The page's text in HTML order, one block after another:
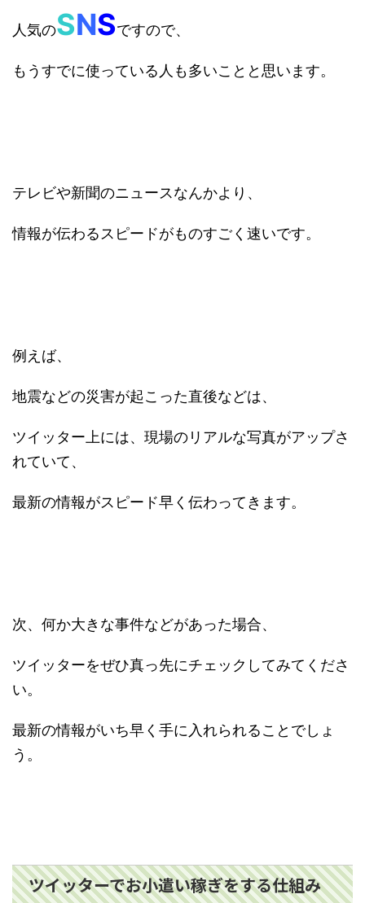
人気のSNSですので、
もうすでに使っている人も多いことと思います。
テレビや新聞のニュースなんかより、
情報が伝わるスピードがものすごく速いです。
例えば、
地震などの災害が起こった直後などは、
ツイッター上には、現場のリアルな写真がアップさ
れていて、
最新の情報がスピード早く伝わってきます。
次、何か大きな事件などがあった場合、
ツイッターをぜひ真っ先にチェックしてみてくださ
い。
最新の情報がいち早く手に入れられることでしょ
う。
ツイッターでお小遣い稼ぎをする仕組み